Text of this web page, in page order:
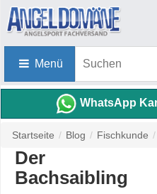
Menü
WhatsApp
Startseite / Blog / Fischkunde /
Der
Bachsaibling